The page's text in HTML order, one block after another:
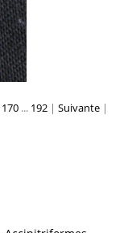
170 ... 192 | Suivante |